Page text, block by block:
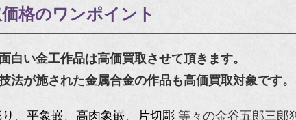
格のワンポイント
い金工作品は高価買取させて頂きます。
が施された金属合金の作品も高価買取対象です。
、 平象嵌、 高肉象嵌、 片切彫 等々の金谷五郎三郎